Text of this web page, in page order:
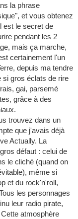
la phrase
et vous obtenez
est le secret de
pendant les 2
mais ça marche,
certainement l'un
depuis ma tendre
si gros éclats de rire
gai, parsemé
grâce à des
trouvez dans un
que j'avais déjà
Actually. La
défaut : celui de
le cliché (quand on
même si
et du rock'n'roll,
les personnages
leur radio pirate,
atmosphère